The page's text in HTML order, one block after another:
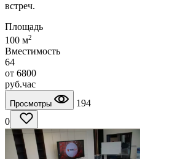
встреч.
Площадь
100 м2
Вместимость
64
от 6800
руб.час
Просмотры
194
0